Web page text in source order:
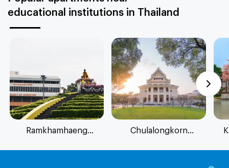
educational institutions in Thailand
Ramkhamhaeng
Chulalongkorn